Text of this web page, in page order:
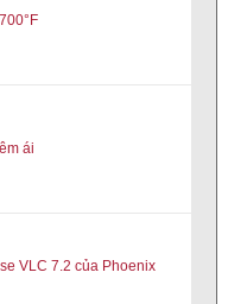
ái
VLC 7.2 của Phoenix